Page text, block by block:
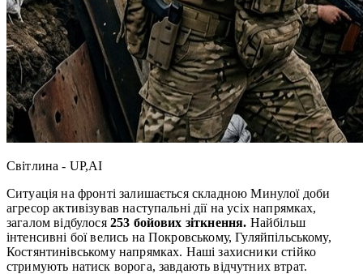
Світлина - UP,AI
Ситуація на фронті залишається складною Минулої доби
агресор активізував наступальні дії на усіх напрямках,
загалом відбулося253 бойових зіткнення. Найбільш
інтенсивні бої велись на Покровському, Гуляйпільському,
Костянтинівському напрямках. Наші захисники стійко
стримують натиск ворога, завдають відчутних втрат.